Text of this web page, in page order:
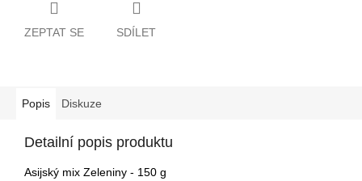
ZEPTAT SE SDÍLET
Popis Diskuze
Detailní popis produktu
Asijský mix Zeleniny - 150 g